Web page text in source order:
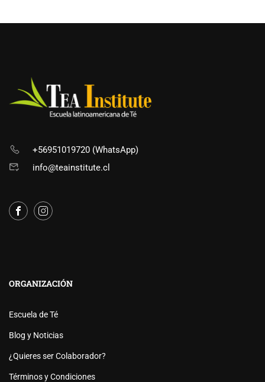
+56951019720 (WhatsApp)
info@teainstitute.cl
ORGANIZACIÓN
Escuela de Té
Blog y Noticias
¿Quieres ser Colaborador?
Términos y Condiciones